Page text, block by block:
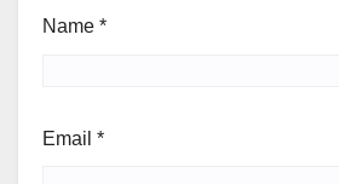
Name *
Email *